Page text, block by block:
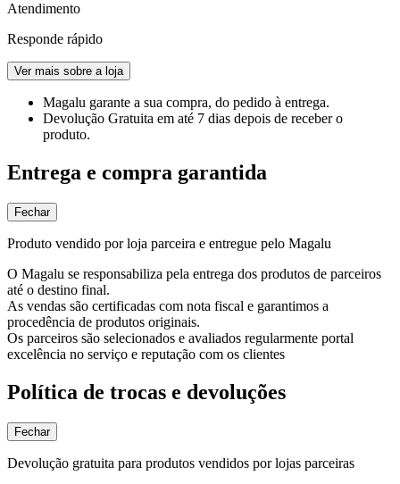
Atendimento
Responde rápido
Ver mais sobre a loja
Magalu garante a sua compra, do pedido à entrega.
Devolução Gratuita em até 7 dias depois de receber o
produto.
Entrega e compra garantida
Fechar
Produto vendido por loja parceira e entregue pelo Magalu
O Magalu se responsabiliza pela entrega dos produtos de parceiros
até o destino final.
As vendas são certificadas com nota fiscal e garantimos a
procedência de produtos originais.
Os parceiros são selecionados e avaliados regularmente portal
excelência no serviço e reputação com os clientes
Política de trocas e devoluções
Fechar
Devolução gratuita para produtos vendidos por lojas parceiras